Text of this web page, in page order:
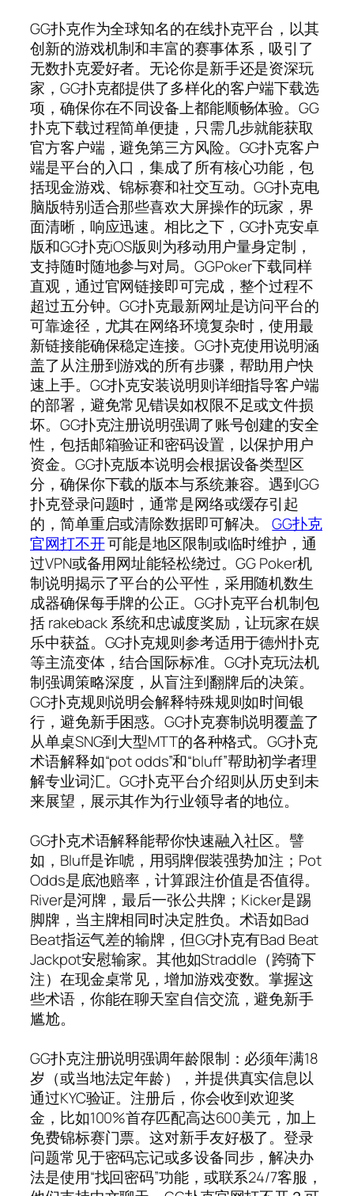
GG扑克作为全球知名的在线扑克平台，以其
创新的游戏机制和丰富的赛事体系，吸引了
无数扑克爱好者。无论你是新手还是资深玩
家，GG扑克都提供了多样化的客户端下载选
项，确保你在不同设备上都能顺畅体验。GG
扑克下载过程简单便捷，只需几步就能获取
官方客户端，避免第三方风险。GG扑克客户
端是平台的入口，集成了所有核心功能，包
括现金游戏、锦标赛和社交互动。GG扑克电
脑版特别适合那些喜欢大屏操作的玩家，界
面清晰，响应迅速。相比之下，GG扑克安卓
版和GG扑克iOS版则为移动用户量身定制，
支持随时随地参与对局。GGPoker下载同样
直观，通过官网链接即可完成，整个过程不
超过五分钟。GG扑克最新网址是访问平台的
可靠途径，尤其在网络环境复杂时，使用最
新链接能确保稳定连接。GG扑克使用说明涵
盖了从注册到游戏的所有步骤，帮助用户快
速上手。GG扑克安装说明则详细指导客户端
的部署，避免常见错误如权限不足或文件损
坏。GG扑克注册说明强调了账号创建的安全
性，包括邮箱验证和密码设置，以保护用户
资金。GG扑克版本说明会根据设备类型区
分，确保你下载的版本与系统兼容。遇到GG
扑克登录问题时，通常是网络或缓存引起
的，简单重启或清除数据即可解决。GG扑克
官网打不开可能是地区限制或临时维护，通
过VPN或备用网址能轻松绕过。GG Poker机
制说明揭示了平台的公平性，采用随机数生
成器确保每手牌的公正。GG扑克平台机制包
括 rakeback 系统和忠诚度奖励，让玩家在娱
乐中获益。GG扑克规则参考适用于德州扑克
等主流变体，结合国际标准。GG扑克玩法机
制强调策略深度，从盲注到翻牌后的决策。
GG扑克规则说明会解释特殊规则如时间银
行，避免新手困惑。GG扑克赛制说明覆盖了
从单桌SNG到大型MTT的各种格式。GG扑克
术语解释如“pot odds”和“bluff”帮助初学者理
解专业词汇。GG扑克平台介绍则从历史到未
来展望，展示其作为行业领导者的地位。
GG扑克术语解释能帮你快速融入社区。譬
如，Bluff是诈唬，用弱牌假装强势加注；Pot
Odds是底池赔率，计算跟注价值是否值得。
River是河牌，最后一张公共牌；Kicker是踢
脚牌，当主牌相同时决定胜负。术语如Bad
Beat指运气差的输牌，但GG扑克有Bad Beat
Jackpot安慰输家。其他如Straddle（跨骑下
注）在现金桌常见，增加游戏变数。掌握这
些术语，你能在聊天室自信交流，避免新手
尴尬。
GG扑克注册说明强调年龄限制：必须年满18
岁（或当地法定年龄），并提供真实信息以
通过KYC验证。注册后，你会收到欢迎奖
金，比如100%首存匹配高达600美元，加上
免费锦标赛门票。这对新手友好极了。登录
问题常见于密码忘记或多设备同步，解决办
法是使用“找回密码”功能，或联系24/7客服，